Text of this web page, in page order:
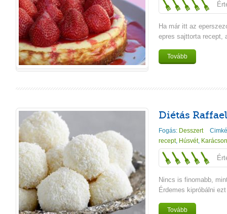
Ha már itt az
epres sajttorta recept,
Tovább
Diétás
Fogás: Desszert
recept, Húsvét,
Nincs is finomabb,
Érdemes kipróbálni
Tovább